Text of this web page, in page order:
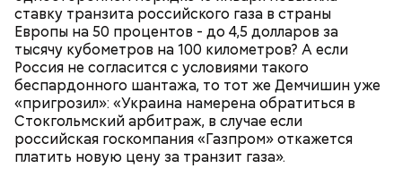
ставку транзита российского газа в страны
Европы на 50 процентов - до 4,5 долларов за
тысячу кубометров на 100 километров? А если
Россия не согласится с условиями такого
беспардонного шантажа, то тот же Демчишин уже
«пригрозил»: «Украина намерена обратиться в
Стокгольмский арбитраж, в случае если
российская госкомпания «Газпром» откажется
платить новую цену за транзит газа».
О, всесвятый Николае, угодниче преизрядный
Господень, теплый наш заступниче, и везде в
скорбех скорый помощниче!
300-400 г шампиньонов или других свежих
грибов;
3 ст. ложки фасоли;
по 1 моркови и репчатой луковице;
3 ст. ложки растительного масла;
зелень, черный молотый перец и соль по вкусу.